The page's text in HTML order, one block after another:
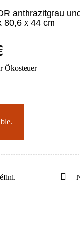
anthrazitgrau
80,6 x 44 cm
Ökosteuer